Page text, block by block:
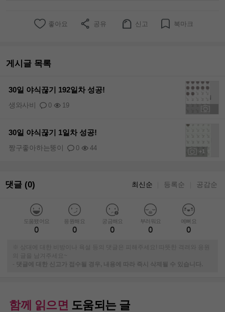
좋아요 공유 신고 북마크
게시글 목록
30일 야식끊기 192일차 성공!
0 19
생와사비
+1
30일 야식끊기 1일차 성공!
0 44
짱구좋아하는뚱이
댓글 (0) 최신순 등록순 공감순
도움됐어요
0
응원해요
0
궁금해요
0
부러워요
0
예뻐요
0
※ 상대에 대한 비방이나 욕설 등의 댓글은 피해주세요! 따뜻한 격려와 응원
의 글을 남겨주세요~
-
댓글에 대한 신고가 접수될 경우, 내용에 따라 즉시 삭제될 수 있습니다.
함께 읽으면 도움되는 글